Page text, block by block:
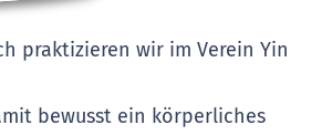
praktizieren wir im Verein Yin
bewusst ein körperliches